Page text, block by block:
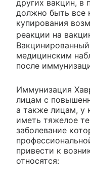
других вакцин, в
должно быть все
купирования
реакции на
медицинским
после
Иммунизация
лицам с
а также лицам, у
иметь тяжелое
заболевание
привести к
относятся: